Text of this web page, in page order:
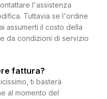
l'assistenza
Tuttavia se l'ordine
assumerti il costo della
da condizioni di servizio
fattura?
ti basterà
al momento del